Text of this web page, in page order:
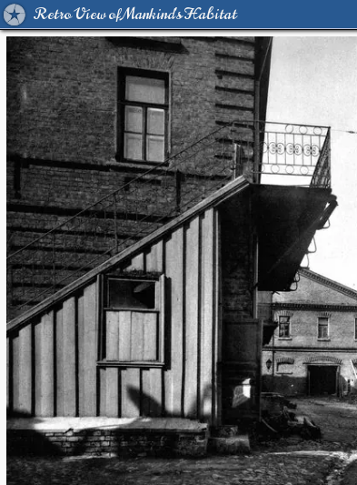
Retro View of Mankind's Habitat